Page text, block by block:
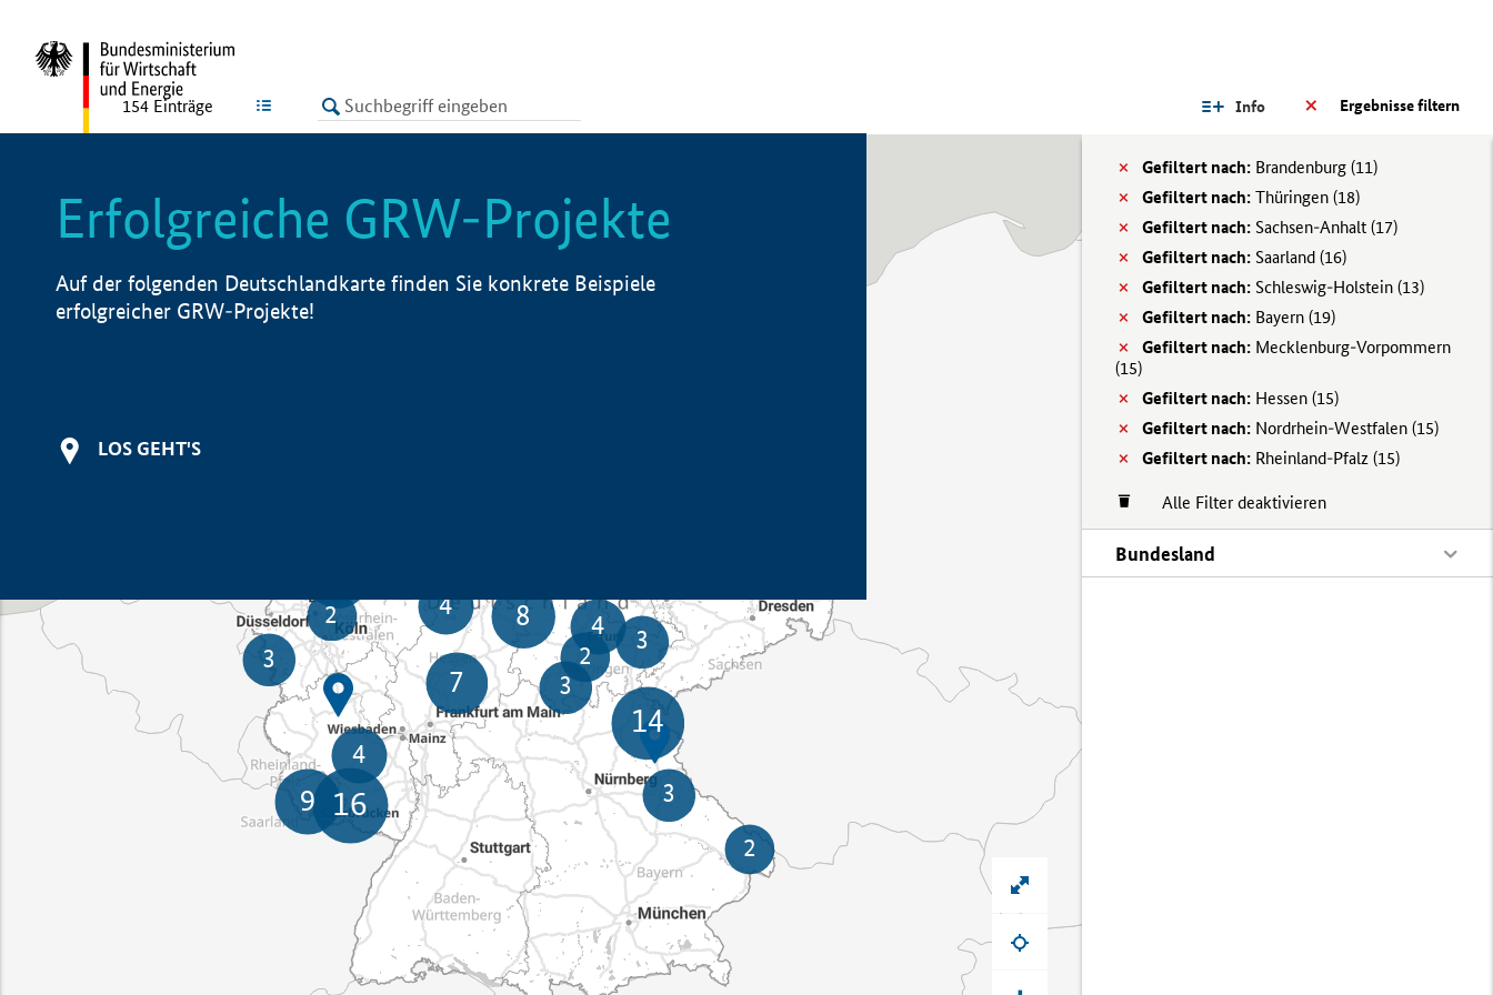
LISTE Ergebnisse filtern
Info
Gefiltert nach: Brandenburg (11)
Gefiltert nach: Thüringen (18)
Gefiltert nach: Sachsen-Anhalt (17)
Gefiltert nach: Saarland (16)
Gefiltert nach: Schleswig-Holstein (13)
Gefiltert nach: Bayern (19)
Gefiltert nach: Mecklenburg-Vorpommern
(15)
Gefiltert nach: Hessen (15)
Gefiltert nach: Nordrhein-Westfalen (15)
Gefiltert nach: Rheinland-Pfalz (15)
Alle Filter deaktivieren
Bundesland
154 Einträge
Erfolgreiche GRW-Projekte
Auf der folgenden Deutschlandkarte finden Sie konkrete Beispiele
erfolgreicher GRW-Projekte!
LOS GEHT'S